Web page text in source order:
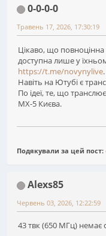
0-0-0-0
Травень 17, 2026, 17:30:19
Цікаво, що
доступна лише у
https://t.me/novynylive.
Навіть на Ютубі є
По ідеї, те, що
MX-5 Києва.
Подякували за цей пост:
Alexs85
Червень 03, 2026, 12:22:59
43 твк (650 МГц) немає